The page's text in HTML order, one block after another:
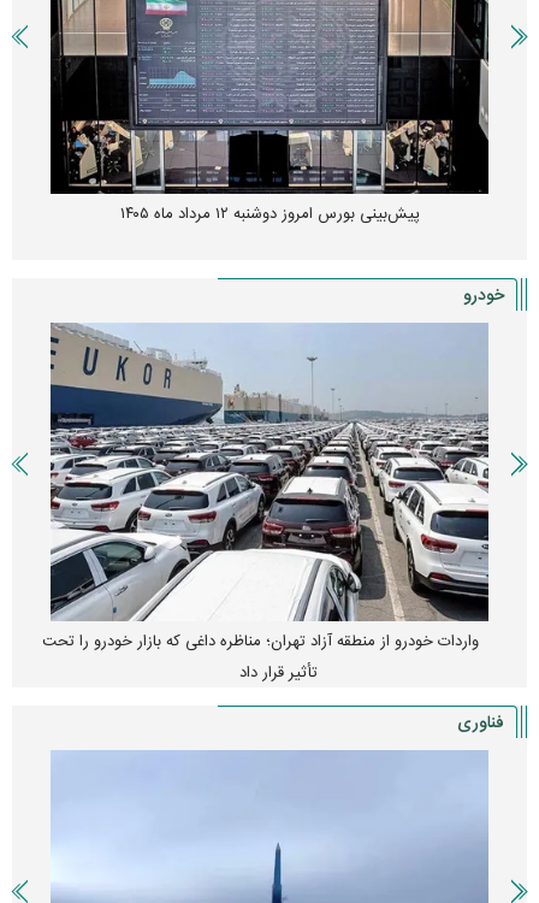
پیش‌بینی بورس امروز دوشنبه ۱۲ مرداد ماه ۱۴۰۵
خودرو
واردات خودرو از منطقه آزاد تهران؛ مناظره داغی که بازار خودرو را تحت
تأثیر قرار داد
فناوری